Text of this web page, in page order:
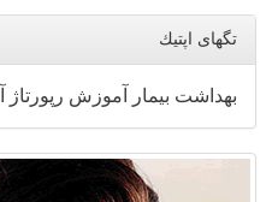
تگهای اپتیك
بهداشت بیمار آموزش رپورتاژ